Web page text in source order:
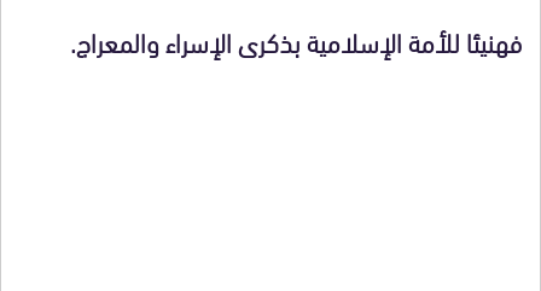
فهنيئا للأمة الإسلامية بذكرى الإسراء والمعراج.